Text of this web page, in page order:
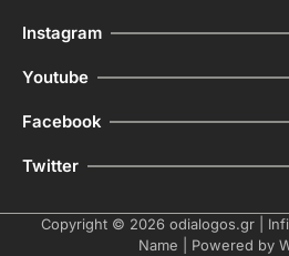
Instagram
Youtube
Facebook
Twitter
Copyright © 2026 odialogos.gr |
Name | Powered by